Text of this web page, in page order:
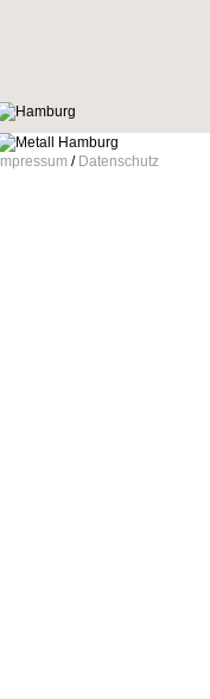
Impressum / Datenschutz